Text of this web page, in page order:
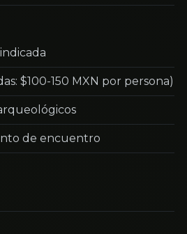
$100-150 MXN por persona)
de encuentro